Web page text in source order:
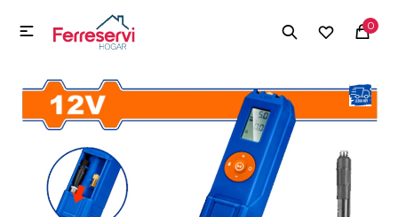
0

MI CUENTA
Herramientas y Construcción
Electrodomésticos